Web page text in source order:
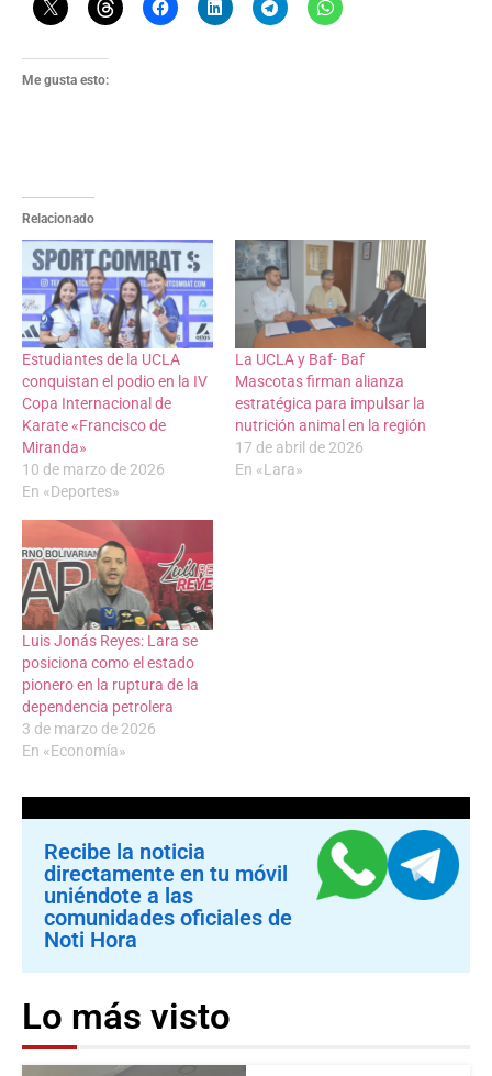
Me gusta esto:
Relacionado
Estudiantes de la UCLA
conquistan el podio en la IV
Copa Internacional de
Karate «Francisco de
Miranda»
10 de marzo de 2026
En «Deportes»
La UCLA y Baf- Baf
Mascotas firman alianza
estratégica para impulsar la
nutrición animal en la región
17 de abril de 2026
En «Lara»
Luis Jonás Reyes: Lara se
posiciona como el estado
pionero en la ruptura de la
dependencia petrolera
3 de marzo de 2026
En «Economía»
Recibe la noticia
directamente en tu móvil
uniéndote a las
comunidades oficiales de
Noti Hora
Lo más visto